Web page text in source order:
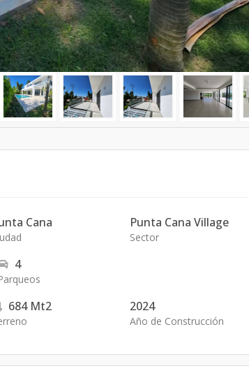
Cana Punta Cana Village
Sector
4
684 Mt2 2024
Año de Construcción